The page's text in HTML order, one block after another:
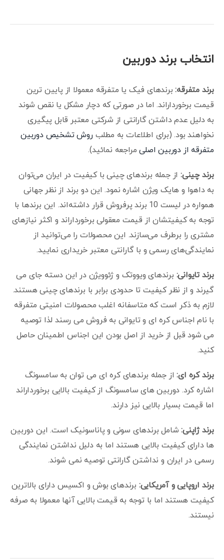
انتخاب برند دوربین
برند متفرقه:برندهای فیک یا متفرقه معمولا از پایین ترین
قیمت برخورداراند. اما در صورتی که دچار مشکل یا نقص شوند
به دلیل عدم داشتن گارانتی از شرکتی معتبر قابل پیگیری
نخواهند بود. (برای اطلاعات به مطلب روش تشخیص دوربین
متفرقه از دوربین اصلیمراجعه نمائید).
برند چینی:از جمله برندهای چینی با کیفیت در ایران می‌توان
به داهوا و هایک ویژن اشاره نمود. این دو برند از نظر جهانی
همواره در لیست 10 برند پرفروش قرار داشته‌اند. این برندها با
توجه به کیفیتشان از قیمت معقولی برخورداراند و اکثر نیازهای
مشتری را برطرف می‌سازند. این محصولات را می‌توانید از
نمایندگی‌های رسمی و با گارانتی معتبر خریداری نمایید.
برند تایوانی: برندهای ویووتک و ژئوویژن در این دسته جای می
گیرند و از نظر کیفیت تا حدودی برابر با برندهای چینی هستند.
لازم به ذکر است که متاسفانه اغلب محصولات امنیتی متفرقه
با نام اجناس کره ای و تایوانی به فروش می رسند لذا توصیه
می شود قبل از خرید از اصل بودن این اجناس اطمینان حاصل
کنید.
برند کره ای:از جمله برندهای کره ای می توان به سامسونگ
اشاره کرد. دوربین های سامسونگ از کیفیت بالایی برخورداراند
اما قیمت بسیار بالایی نیز دارند.
برند ژاپنی:شامل برندهای سونی و پاناسونیک است. این دوربین
ها دارای کیفیت بالایی هستند اما به دلیل نداشتن نمایندگی
رسمی در ایران و نداشتن گارانتی توصیه نمی شوند.
برند اروپایی و آمریکایی: برندهای بوش و اکسیس دارای بالاترین
کیفیت هستند اما با توجه به قیمت بالایی آنها معمولا به صرفه
نیستند.